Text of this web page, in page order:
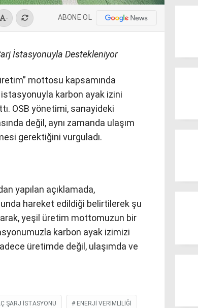
- ABONE OL
İstasyonuyla Destekleniyor
mottosu kapsamında
karbon ayak izini
OSB yönetimi, sanayideki
değil, aynı zamanda ulaşım
gerektiğini vurguladı.
yapılan açıklamada,
hareket edildiği belirtilerek şu
yeşil üretim mottomuzun bir
karbon ayak izimizi
üretimde değil, ulaşımda ve
ŞARJ ISTASYONU ENERJI VERIMLILIĞI